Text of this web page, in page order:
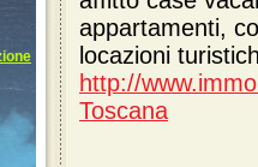
appartamenti,
locazioni
http://
Toscana